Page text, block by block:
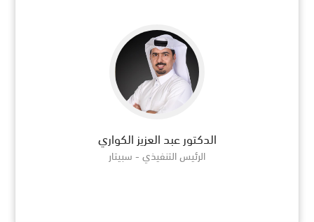
الدكتور عبد العزيز الكواري
الرئيس التنفيذي - سبيتار